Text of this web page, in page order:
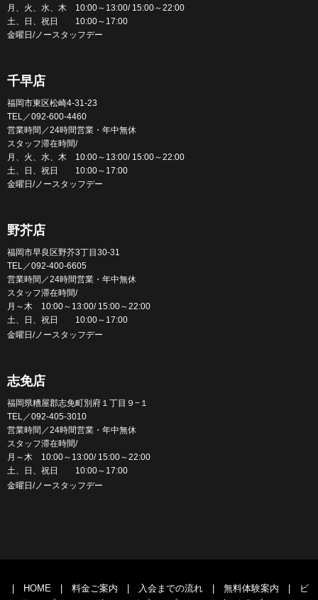
月、火、水、木 10:00～13:00/ 15:00～22:00
土、日、祝日 10:00～17:00
金曜日/ノースタッフデー
千早店
福岡市東区松崎4-31-23
TEL／092-600-4460
営業時間／24時間営業・年中無休
スタッフ滞在時間/
月、火、水、木 10:00～13:00/ 15:00～22:00
土、日、祝日 10:00～17:00
金曜日/ノースタッフデー
野芥店
福岡市早良区野芥3丁目30-31
TEL／092-400-6605
営業時間／24時間営業・年中無休
スタッフ滞在時間/
月～木 10:00～13:00/ 15:00～22:00
土、日、祝日 10:00～17:00
金曜日/ノースタッフデー
志免店
福岡県糟屋郡志免町別府１丁目９−１
TEL／092-405-3010
営業時間／24時間営業・年中無休
スタッフ滞在時間/
月～木 10:00～13:00/ 15:00～22:00
土、日、祝日 10:00～17:00
金曜日/ノースタッフデー
HOME 料金ご案内 入会までの流れ 無料体験案内
ビ